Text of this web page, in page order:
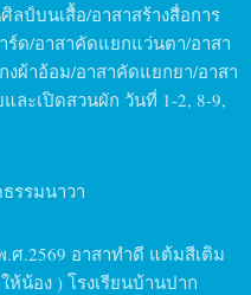
ลป์บนเสื้อ/อาสาสร้างสื่อการ
ด/อาสาคัดแยกแว่นตา/อาสา
ผ้าอ้อม/อาสาคัดแยกยา/อาสา
ละเปิดสวนผัก วันที่ 1-2, 8-9,
ธรรมนาวา
.ศ.2569 อาสาทำดี แต้มสีเติม
น้อง ) โรงเรียนบ้านปาก